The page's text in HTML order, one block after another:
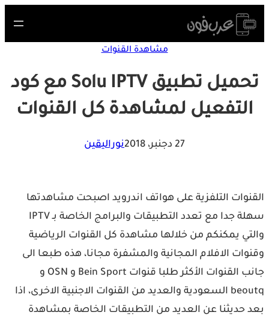
Skip
to
مشاهدة القنوات
تحميل تطبيق Solu IPTV مع كود
التفعيل لمشاهدة كل القنوات
27 دجنبر، 2018 نوراليقين
القنوات التلفزية على هواتف اندرويد اصبحت مشاهدتها
سهلة جدا مع تعدد التطبيقات والبرامج الخاصة بـ IPTV
والتي يمكنكم من خلالها مشاهدة كل القنوات الرياضية
وقنوات الافلام المجانية والمشفرة مجانا، هذه طبعا الى
جانب القنوات الأكثر طلبا قنوات Bein Sport و OSN و
beoutq السعودية والعديد من القنوات الاجنبية الاخرى، اذا
بعد حديثنا عن العديد من التطبيقات الخاصة بمشاهدة